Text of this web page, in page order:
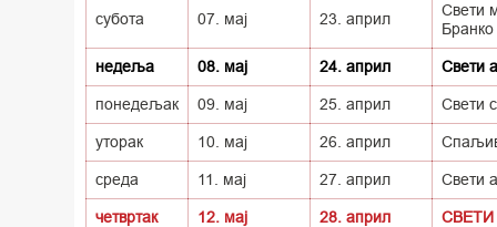
субота 07. мај 23. април
Свети
Бранко
недеља 08. мај 24. април Свети
понедељак 09. мај 25. април Свети
уторак 10. мај 26. април
среда 11. мај 27. април Свети
четвртак 12. мај 28. април